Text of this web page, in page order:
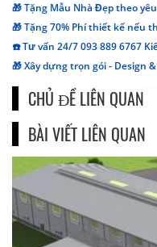
🎁 Tặng Mẫu Nhà Đẹp theo
🎁 Tặng 70% Phí thiết kế nếu
☎️ Tư vấn 24/7 093 889 6767
🎁 Xây dựng trọn gói - Design
CHỦ ĐỀ LIÊN QUAN
BÀI VIẾT LIÊN QUAN